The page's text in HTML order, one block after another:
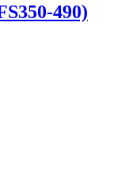
490)